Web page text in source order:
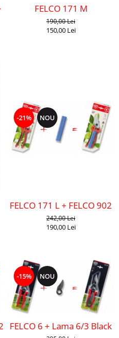
FELCO 171 M
190,00 Lei
150,00 Lei
-21% NOU
FELCO 171 L + FELCO 902
242,00 Lei
190,00 Lei
-15% NOU
FELCO 6 + Lama 6/3 Black